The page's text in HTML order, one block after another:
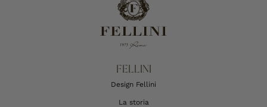
FELLINI
Design Fellini
La storia